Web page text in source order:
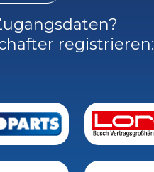
registrieren: